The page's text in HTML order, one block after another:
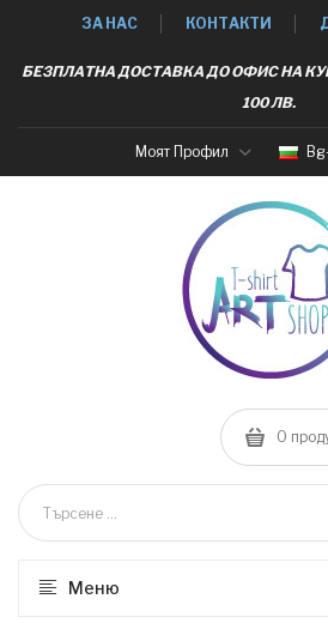
ЗА НАС КОНТАКТИ
БЕЗПЛАТНА ДОСТАВКА ДО ОФИС НА
100 ЛВ.
Моят Профил
0
Меню